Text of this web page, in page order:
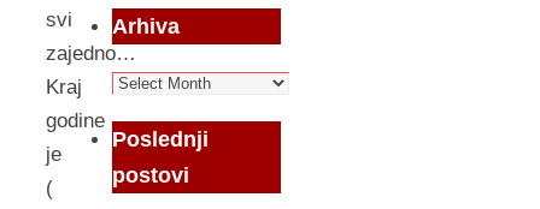
svi
zajedno…
Kraj
godine
je
(
Arhiva
Arhiva
Poslednji
postovi